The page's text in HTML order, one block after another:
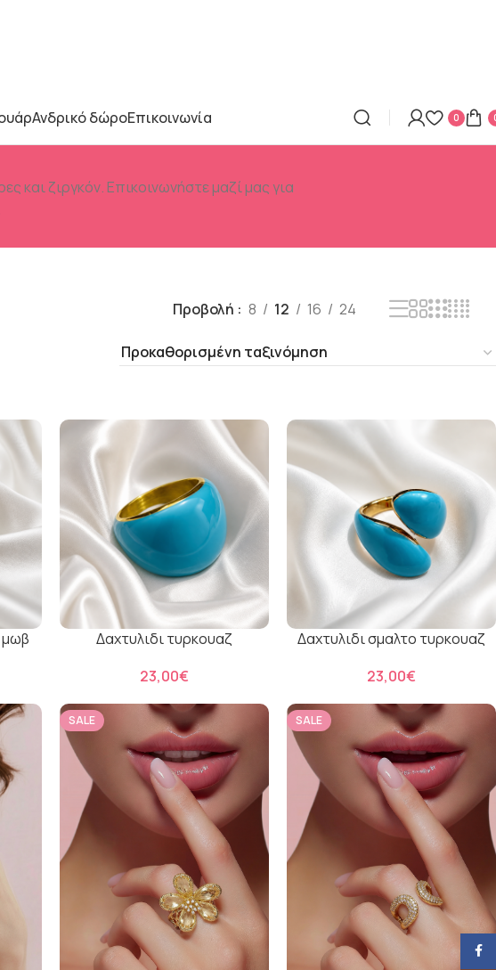
Ανδρικό δώροΕπικοινωνία 0
και ζιργκόν. Επικοινωνήστε μαζί μας για
Προβολή 8 12 16 24
μωβ
Δαχτυλιδι τυρκουαζ
€
Δαχτυλιδι σμαλτο τυρκουαζ
€
SALE SALE